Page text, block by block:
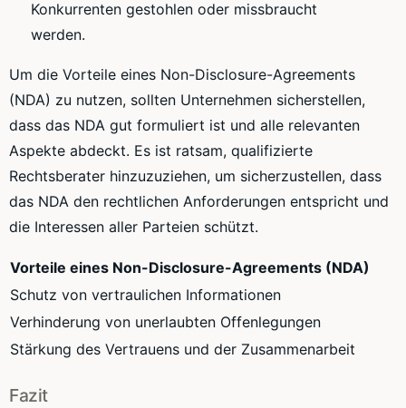
Konkurrenten gestohlen oder missbraucht
werden.
Um die Vorteile eines Non-Disclosure-Agreements
(NDA) zu nutzen, sollten Unternehmen sicherstellen,
dass das NDA gut formuliert ist und alle relevanten
Aspekte abdeckt. Es ist ratsam, qualifizierte
Rechtsberater hinzuzuziehen, um sicherzustellen, dass
das NDA den rechtlichen Anforderungen entspricht und
die Interessen aller Parteien schützt.
Vorteile eines Non-Disclosure-Agreements (NDA)
Schutz von vertraulichen Informationen
Verhinderung von unerlaubten Offenlegungen
Stärkung des Vertrauens und der Zusammenarbeit
Fazit